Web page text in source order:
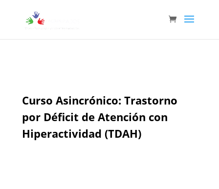
Curso Asincrónico: Trastorno
por Déficit de Atención con
Hiperactividad (TDAH)